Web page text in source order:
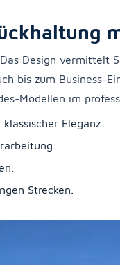
Design
bis zum Business-
Modellen im
Eleganz.
Strecken.